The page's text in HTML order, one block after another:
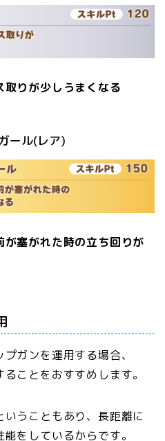
りが少しうまくなる
ール(レア)
塞がれた時の立ち回りが
ガンを運用する場合、
ることをおすすめします。
うこともあり、長距離に
をしているからです。